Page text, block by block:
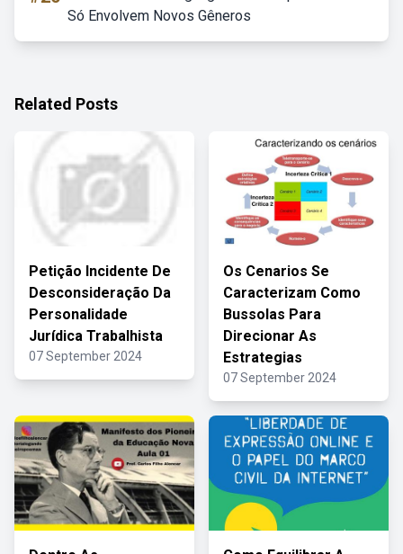
Só Envolvem Novos Gêneros
Related Posts
Petição Incidente De
Desconsideração Da
Personalidade
Jurídica Trabalhista
07 September 2024
Os Cenarios Se
Caracterizam Como
Bussolas Para
Direcionar As
Estrategias
07 September 2024